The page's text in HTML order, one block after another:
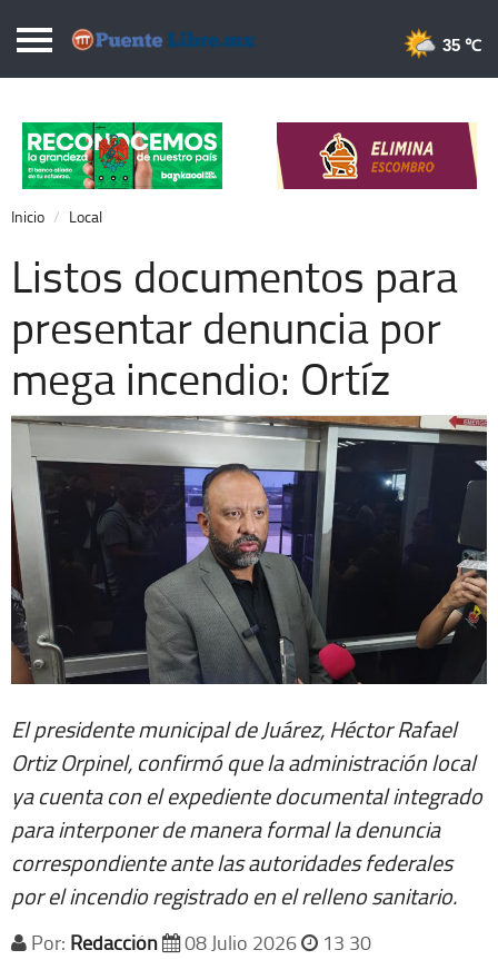
Puentelibre.mx
Local
Nacional
Opinión
Cronos
Economía
Espectáculos
Deportes
Extra +
35 ℃
Inicio Local
Listos documentos para
presentar denuncia por
mega incendio: Ortíz
El presidente municipal de Juárez, Héctor Rafael
Ortiz Orpinel, confirmó que la administración local
ya cuenta con el expediente documental integrado
para interponer de manera formal la denuncia
correspondiente ante las autoridades federales
por el incendio registrado en el relleno sanitario.
Por: Redacción 08 Julio 2026 13 30